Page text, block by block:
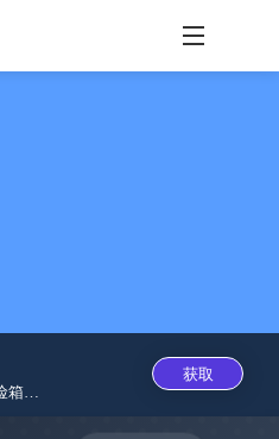
加密备份相册的照片保险箱云‪盘...
获取